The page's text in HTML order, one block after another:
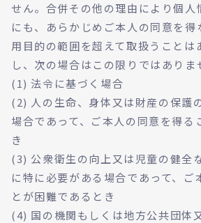
せん。合併その他の理由により個人
にも、あらかじめご本人の同意を得
用目的の範囲を超えて取扱うことは
し、次の場合はこの限りではありま
(1) 法令に基づく場合
(2) 人の生命、身体又は財産の保護
場合であって、ご本人の同意を得る
き
(3) 公衆衛生の向上又は児童の健全
に特に必要がある場合であって、ご
とが困難であるとき
(4) 国の機関もしくは地方公共団体